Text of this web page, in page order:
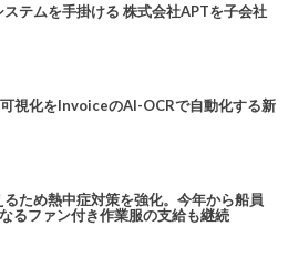
テムを手掛ける 株式会社APTを子会社
視化をInvoiceのAI-OCRで自動化する新
ため熱中症対策を強化。今年から船員
るファン付き作業服の支給も継続